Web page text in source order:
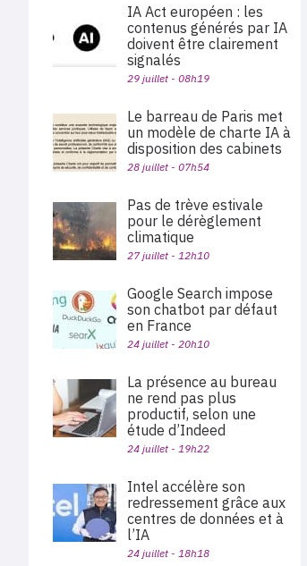
IA Act européen : les
contenus générés par IA
doivent être clairement
signalés
29 juillet - 08h19
Le barreau de Paris met
un modèle de charte IA à
disposition des cabinets
28 juillet - 07h54
Pas de trève estivale
pour le dérèglement
climatique
27 juillet - 12h10
Google Search impose
son chatbot par défaut
en France
24 juillet - 20h10
La présence au bureau
ne rend pas plus
productif, selon une
étude d’Indeed
24 juillet - 19h22
Intel accélère son
redressement grâce aux
centres de données et à
l’IA
24 juillet - 18h18